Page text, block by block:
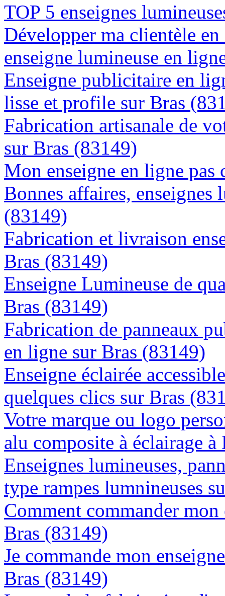
TOP 5 enseignes
Développer ma clientèle
enseigne lumineuse en
Enseigne publicitaire en
lisse et profile sur Bras
Fabrication artisanale de
sur Bras (83149)
Mon enseigne en ligne pas
Bonnes affaires, enseignes
(83149)
Fabrication et livraison
Bras (83149)
Enseigne Lumineuse de
Bras (83149)
Fabrication de panneaux
en ligne sur Bras (83149)
Enseigne éclairée
quelques clics sur Bras
Votre marque ou logo
alu composite à éclairage
Enseignes lumineuses,
type rampes lumnineuses
Comment commander
Bras (83149)
Je commande mon
Bras (83149)